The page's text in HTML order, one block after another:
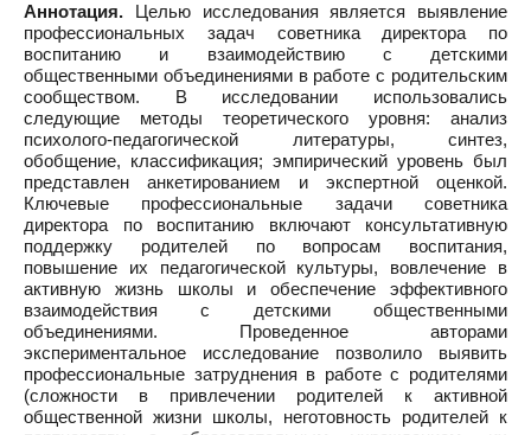
Аннотация. Целью исследования является выявление
профессиональных задач советника директора по
воспитанию и взаимодействию с детскими
общественными объединениями в работе с родительским
сообществом. В исследовании использовались
следующие методы теоретического уровня: анализ
психолого-педагогической литературы, синтез,
обобщение, классификация; эмпирический уровень был
представлен анкетированием и экспертной оценкой.
Ключевые профессиональные задачи советника
директора по воспитанию включают консультативную
поддержку родителей по вопросам воспитания,
повышение их педагогической культуры, вовлечение в
активную жизнь школы и обеспечение эффективного
взаимодействия с детскими общественными
объединениями. Проведенное авторами
экспериментальное исследование позволило выявить
профессиональные затруднения в работе с родителями
(сложности в привлечении родителей к активной
общественной жизни школы, неготовность родителей к